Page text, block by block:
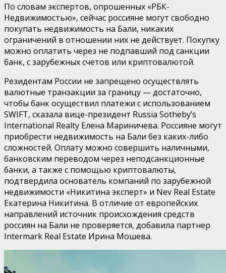
По словам экспертов, опрошенных «РБК-
Недвижимостью», сейчас россияне могут свободно
покупать недвижимость на Бали, никаких
ограничений в отношении них не действует. Покупку
можно оплатить через не подпавший под санкции
банк, с зарубежных счетов или криптовалютой.
Резидентам России не запрещено осуществлять
валютные транзакции за границу — достаточно,
чтобы банк осуществил платежи с использованием
SWIFT, сказала вице-президент Russia Sotheby’s
International Realty Елена Мариничева. Россияне могут
приобрести недвижимость на Бали без каких-либо
сложностей. Оплату можно совершить наличными,
банковским переводом через неподсанкционные
банки, а также с помощью криптовалюты,
подтвердила основатель компаний по зарубежной
недвижимости «Никитина эксперт» и Nev Real Estate
Екатерина Никитина. В отличие от европейских
направлений источник происхождения средств
россиян на Бали не проверяется, добавила партнер
Intermark Real Estate Ирина Мошева.